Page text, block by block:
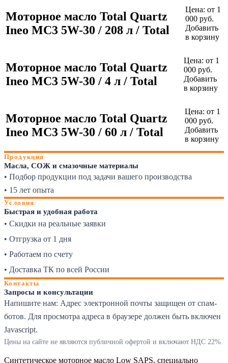
Моторное масло Total Quartz
Ineo MC3 5W-30 / 208 л / Total
Цена: от 1
000 руб.
Добавить
в корзину
Моторное масло Total Quartz
Ineo MC3 5W-30 / 4 л / Total
Цена: от 1
000 руб.
Добавить
в корзину
Моторное масло Total Quartz
Ineo MC3 5W-30 / 60 л / Total
Цена: от 1
000 руб.
Добавить
в корзину
Продукция
Масла, СОЖ и смазочные материалы
• Подбор продукции под задачи вашего производства
• 15 лет опыта
Условия
Быстрая и удобная работа
• Скидки на реальные заявки
• Отгрузка от 1 дня
• Работаем по счету
• Доставка ТК по всей России
Контакты
Запросы и консультации
Напишите нам: Адрес электронной почты защищен от спам-
ботов. Для просмотра адреса в браузере должен быть включен
Javascript.
Цены на сайте не являются публичной офертой и включают НДС 22%.
Синтетическое моторное масло Low SAPS, специально